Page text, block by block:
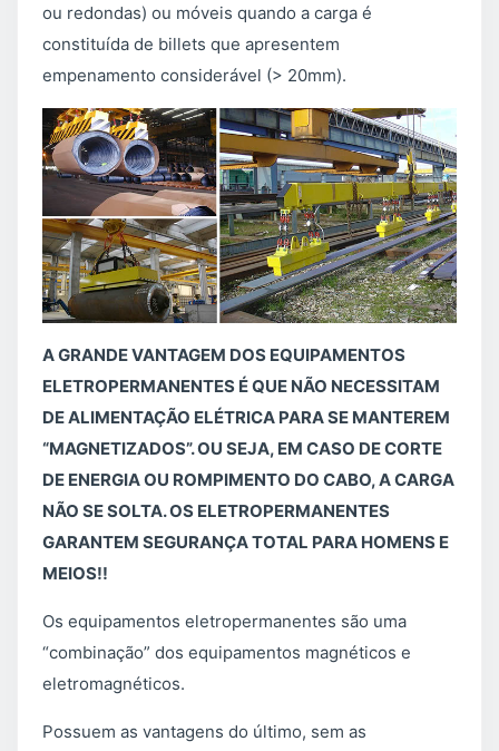
ou redondas) ou móveis quando a carga é
constituída de billets que apresentem
empenamento considerável (> 20mm).
A GRANDE VANTAGEM DOS EQUIPAMENTOS
ELETROPERMANENTES É QUE NÃO NECESSITAM
DE ALIMENTAÇÃO ELÉTRICA PARA SE MANTEREM
“MAGNETIZADOS”. OU SEJA, EM CASO DE CORTE
DE ENERGIA OU ROMPIMENTO DO CABO, A CARGA
NÃO SE SOLTA. OS ELETROPERMANENTES
GARANTEM SEGURANÇA TOTAL PARA HOMENS E
MEIOS!!
Os equipamentos eletropermanentes são uma
“combinação” dos equipamentos magnéticos e
eletromagnéticos.
Possuem as vantagens do último, sem as